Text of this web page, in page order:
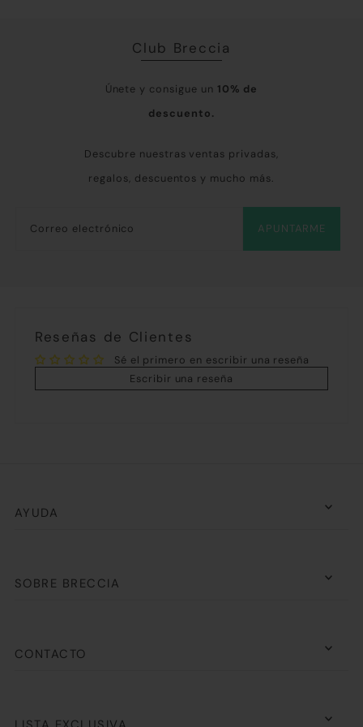
Club Breccia
Únete y consigue un 10% de
descuento.
Descubre nuestras ventas privadas,
regalos, descuentos y mucho más.
APUNTARME
Reseñas de Clientes
Sé el primero en escribir una reseña
Escribir una reseña
AYUDA
SOBRE BRECCIA
CONTACTO